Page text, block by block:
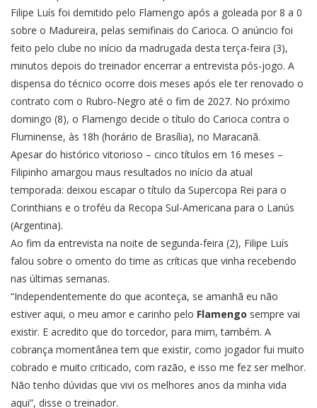
Filipe Luís foi demitido pelo Flamengo após a goleada por 8 a 0
sobre o Madureira, pelas semifinais do Carioca. O anúncio foi
feito pelo clube no início da madrugada desta terça-feira (3),
minutos depois do treinador encerrar a entrevista pós-jogo. A
dispensa do técnico ocorre dois meses após ele ter renovado o
contrato com o Rubro-Negro até o fim de 2027. No próximo
domingo (8), o Flamengo decide o título do Carioca contra o
Fluminense, às 18h (horário de Brasília), no Maracanã.
Apesar do histórico vitorioso – cinco títulos em 16 meses –
Filipinho amargou maus resultados no início da atual
temporada: deixou escapar o título da Supercopa Rei para o
Corinthians e o troféu da Recopa Sul-Americana para o Lanús
(Argentina).
Ao fim da entrevista na noite de segunda-feira (2), Filipe Luís
falou sobre o omento do time as críticas que vinha recebendo
nas últimas semanas.
“Independentemente do que aconteça, se amanhã eu não
estiver aqui, o meu amor e carinho pelo Flamengo sempre vai
existir. E acredito que do torcedor, para mim, também. A
cobrança momentânea tem que existir, como jogador fui muito
cobrado e muito criticado, com razão, e isso me fez ser melhor.
Não tenho dúvidas que vivi os melhores anos da minha vida
aqui”, disse o treinador.